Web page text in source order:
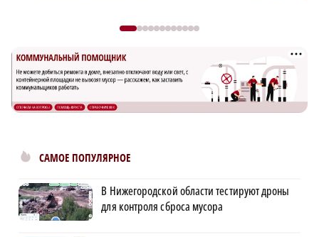
САМОЕ ПОПУЛЯРНОЕ
В Нижегородской области тестируют дроны
для контроля сброса мусора